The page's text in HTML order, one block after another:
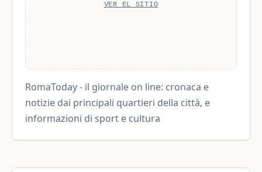
VER EL SITIO
RomaToday - il giornale on line: cronaca e
notizie dai principali quartieri della città, e
informazioni di sport e cultura